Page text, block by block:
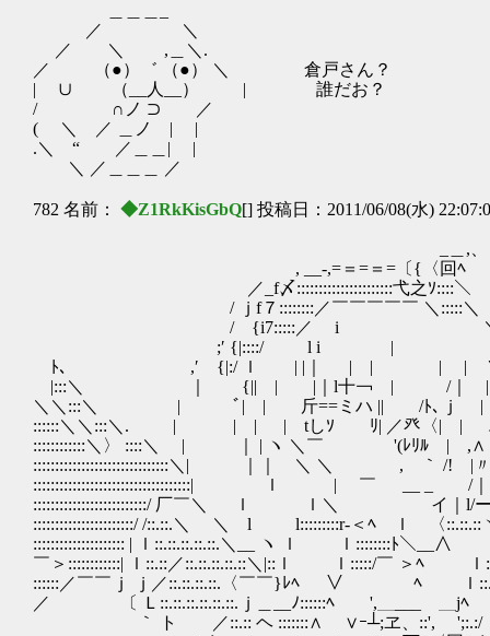
／ ＼
／ ＼ ,＿＼.
／ （●）゛ （●） ＼ 倉戸さん？
| ∪ （__人__） | 誰だお？
/ ∩ノ ⊃ ／
( ＼ ／ ＿ノ | |
.＼ “ ／＿＿| |
＼ ／＿＿＿ ／
782 名前： ◆Z1RkKisGbQ[] 投稿日：2011/06/08(水)
_＿,、
, __-,=＝=＝=〔{〈回ﾍ
／_f〆::::::::::::::::::::::弋之ｿ::::＼
/ ｊf７::::::::／￣￣￣￣￣ ＼:::::＼
/ {i7:::::／ i ＼:::::
;′ {|::::/ l i | ヽ
ﾄ、 ,′ {|:/ ｌ | |｜ | | | |
|:::＼ ｜ {|| | |｜l十￢ | /｜
＼＼:::＼ | ﾞ| | 斤==ミハ || /ﾄ､ｊ
::::::＼＼:::＼. | | | | tしｿ ﾘ| ／癶〈| |
::::::::::::＼〉 ::::＼ | ｜ | ヽ ＼￣ '(ﾚﾘﾙ |
:::::::::::::::::::::::::::::::＼| ｜｜ ＼ ＼ , ｀ /! |
::::::::::::::::::::::::::::::::::::| ｌ | ￣ __ _ /｜/″／
::::::::::::::::::::::::::/ 厂￣＼ ｌ ｌ＼ イ｜l/ーく
:::::::::::::::::::::::/ /::.::.＼ ＼ l l:::::::::r‐＜ﾍ ｌ 〈::.::.::ヽ
::::::::::::::::::::: | ｌ::.::.::.::.::.＼__ ヽ ｌ ｌ::::::::ﾄ＼__∧
￣＞::::::::::::| ｌ::.::／::.::.::.::.::＼|::ｌ ｌ:::::/￣ ＞ﾍ
::::::／￣￣ｊ ｊ／::.::.::.::.〈￣￣}ﾚﾍ ∨ ﾍ ｌ
／ 〔 Ｌ::.::.::.::.::.::.ｊ＿__ﾉ::::::ﾍ ',＿___ ＿jﾍ
｀ ト ／::.:: ヘ :::::::∧ ∨ｰ┴;ヱ、::',